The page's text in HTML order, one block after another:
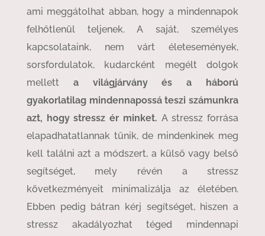
ami meggátolhat abban, hogy a mindennapok
felhőtlenül teljenek. A saját, személyes
kapcsolataink, nem várt életesemények,
sorsfordulatok, kudarcként megélt dolgok
mellett a világjárvány és a háború
gyakorlatilag mindennapossá teszi számunkra
azt, hogy stressz ér minket. A stressz forrása
elapadhatatlannak tűnik, de mindenkinek meg
kell találni azt a módszert, a külső vagy belső
segítséget, mely révén a stressz
következményeit minimalizálja az életében.
Ebben pedig bátran kérj segítséget, hiszen a
stressz akadályozhat téged mindennapi